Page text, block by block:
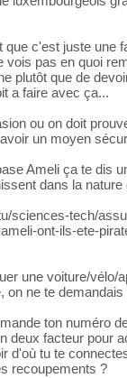
que c'est juste une
vois pas en quoi
plutôt que de
a faire avec ça...
ou on doit
un moyen
Ameli ça te dis
dans la
sciences-tech/
ont-ils-ete-
une voiture/vélo/
on ne te
ton numéro
deux facteur pour
d'où tu te
recoupements ?